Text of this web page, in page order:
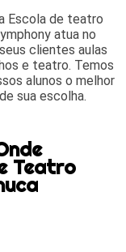
Escola de teatro
atua no
clientes aulas
e teatro. Temos
alunos o melhor
sua escolha.
Teatro